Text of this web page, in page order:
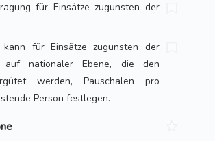
für Einsätze zugunsten der
kann für Einsätze zugunsten der
auf nationaler Ebene, die den
werden, Pauschalen pro
Person festlegen.